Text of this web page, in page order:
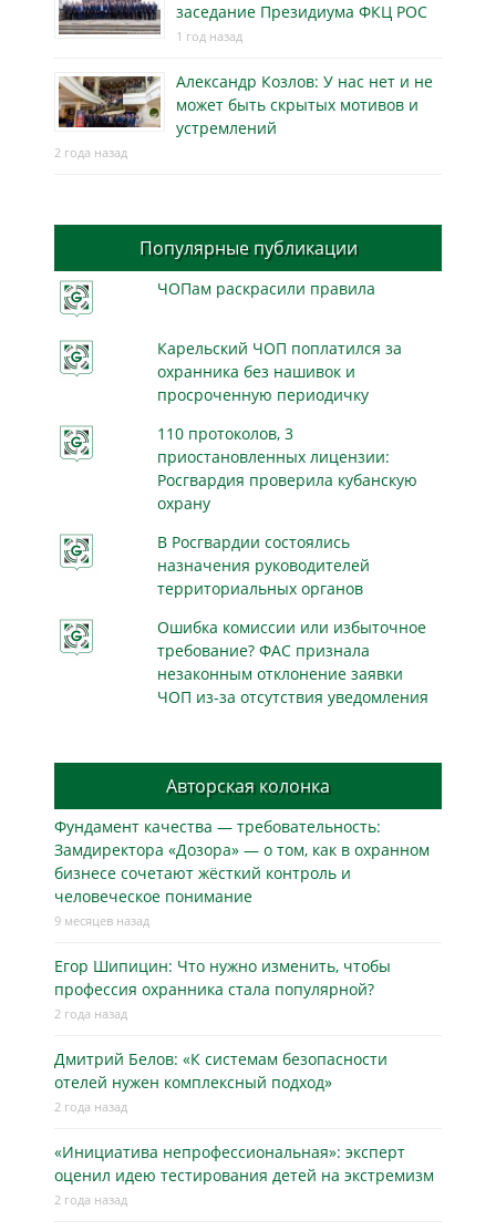
заседание Президиума ФКЦ РОС
1 год назад
Александр Козлов: У нас нет и не
может быть скрытых мотивов и
устремлений
2 года назад
Популярные публикации
ЧОПам раскрасили правила
Карельский ЧОП поплатился за
охранника без нашивок и
просроченную периодичку
110 протоколов, 3
приостановленных лицензии:
Росгвардия проверила кубанскую
охрану
В Росгвардии состоялись
назначения руководителей
территориальных органов
Ошибка комиссии или избыточное
требование? ФАС признала
незаконным отклонение заявки
ЧОП из-за отсутствия уведомления
Авторская колонка
Фундамент качества — требовательность:
Замдиректора «Дозора» — о том, как в охранном
бизнесe сочетают жёсткий контроль и
человеческое понимание
9 месяцев назад
Егор Шипицин: Что нужно изменить, чтобы
профессия охранника стала популярной?
2 года назад
Дмитрий Белов: «К системам безопасности
отелей нужен комплексный подход»
2 года назад
«Инициатива непрофессиональная»: эксперт
оценил идею тестирования детей на экстремизм
2 года назад